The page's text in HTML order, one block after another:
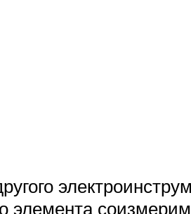
элемента